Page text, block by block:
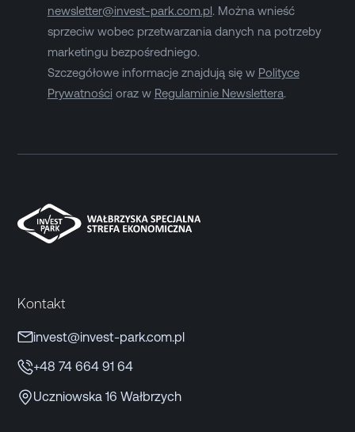
newsletter@invest-park.com.pl. Można wnieść
sprzeciw wobec przetwarzania danych na potrzeby
marketingu bezpośredniego.
Szczegółowe informacje znajdują się w Polityce
Prywatności oraz w Regulaminie Newslettera.
Kontakt
invest@invest-park.com.pl
+48 74 664 91 64
Uczniowska 16 Wałbrzych